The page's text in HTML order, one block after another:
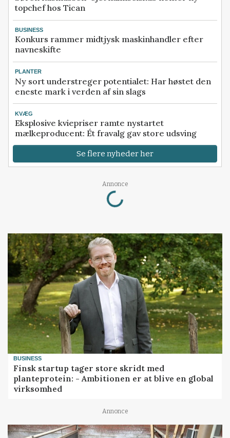
topchef hos Tican
BUSINESS
Konkurs rammer midtjysk maskinhandler efter
navneskifte
PLANTER
Ny sort understreger potentialet: Har høstet den
eneste mark i verden af sin slags
KVÆG
Eksplosive kviepriser ramte nystartet
mælkeproducent: Ét fravalg gav store udsving
Se flere nyheder her
Annonce
Loading...
BUSINESS
Finsk startup tager store skridt med
planteprotein: - Ambitionen er at blive en global
virksomhed
Annonce